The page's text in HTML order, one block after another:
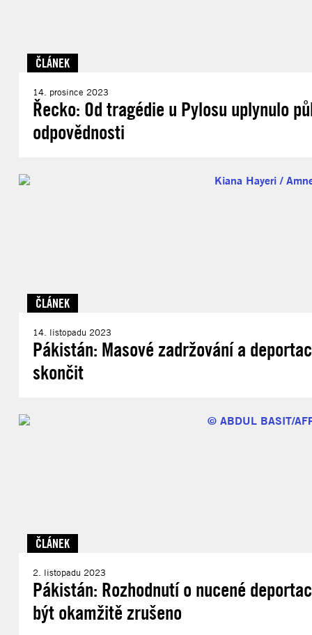
ČLÁNEK
14. prosince 2023
Řecko: Od tragédie u Pylosu uplynulo
odpovědnosti
ČLÁNEK
14. listopadu 2023
Pákistán: Masové zadržování a
skončit
ČLÁNEK
2. listopadu 2023
Pákistán: Rozhodnutí o nucené
být okamžitě zrušeno